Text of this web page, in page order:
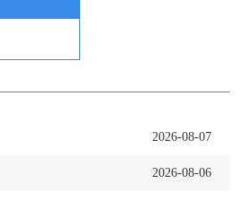
2026-08-07
2026-08-06